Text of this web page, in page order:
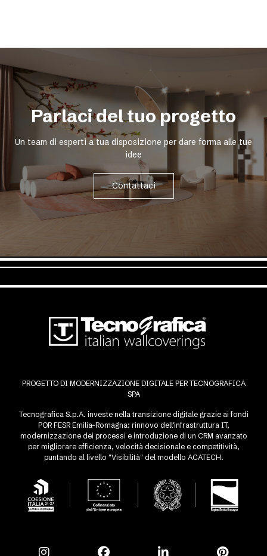
Parlaci del tuo progetto
Un team di esperti a tua disposizione per dare forma alle tue
idee
Contattaci
PROGETTO DI MODERNIZZAZIONE DIGITALE PER TECNOGRAFICA
SPA
Tecnografica S.p.A. investe nella transizione digitale grazie ai fondi
POR FESR Emilia-Romagna: rinnovo dell'infrastruttura IT,
modernizzazione dei processi e introduzione di un CRM avanzato
per migliorare efficienza, velocità decisionale e competitività,
puntando al livello "Visibilità" del modello ACATECH.